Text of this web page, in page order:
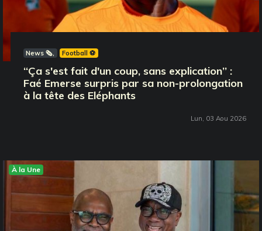
News 🗞️ Football ⚽️
‘‘Ça s'est fait d'un coup, sans explication’’ :
Faé Emerse surpris par sa non-prolongation
à la tête des Eléphants
Lun, 03 Aou 2026
À la Une